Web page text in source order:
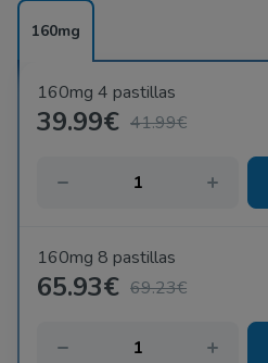
160mg
160mg 4 pastillas
39.99€ 41.99€
160mg 8 pastillas
65.93€ 69.23€